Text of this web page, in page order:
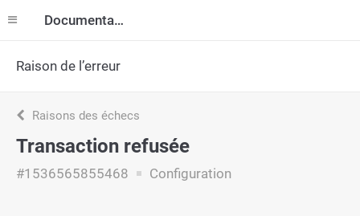
Documentation
Raison de l’erreur
Raisons des échecs
Transaction refusée
#1536565855468 Configuration